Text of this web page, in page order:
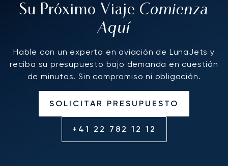
Su Próximo Viaje Comienza
Aquí
Hable con un experto en aviación de LunaJets y
reciba su presupuesto bajo demanda en cuestión
de minutos. Sin compromiso ni obligación.
SOLICITAR PRESUPUESTO
+41 22 782 12 12